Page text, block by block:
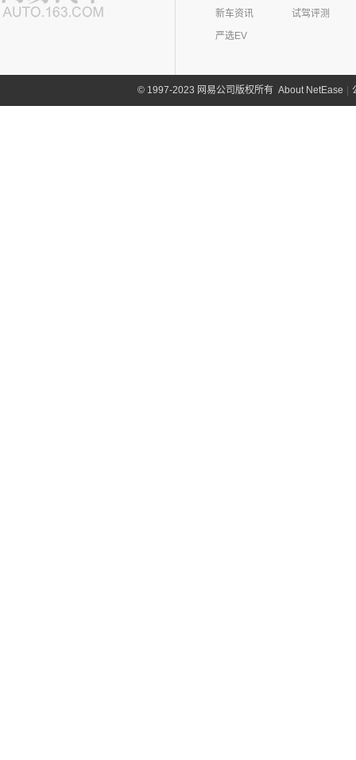
新车资讯
试驾评测
严选EV
©1997-2023 网易公司版权所有 About NetEase